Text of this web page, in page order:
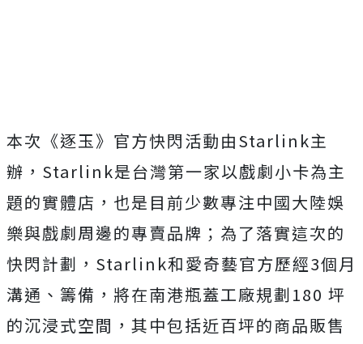
本次《逐玉》官方快閃活動由Starlink主
辦， Starlink是台灣第一家以戲劇小卡為主
題的實體店，也是目前少數專注中國大陸娛
樂與戲劇周邊的專賣品牌；為了落實這次的
快閃計劃， Starlink和愛奇藝官方歷經3個月
溝通、籌備，將在南港瓶蓋工廠規劃180 坪
的沉浸式空間，其中包括近百坪的商品販售